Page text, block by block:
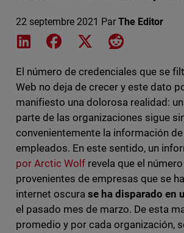
22 septembre 2021 Par The Editor
Share on LinkedIn
Share on Facebook
Share on XShare on
El número de credenciales que se
Web no deja de crecer y este dato
manifiesto una dolorosa realidad:
parte de las organizaciones sigue
convenientemente la información
empleados. En este sentido, un
por Arctic Wolfrevela que el
provenientes de empresas que se
internet oscura se ha disparado en
el pasado mes de marzo. De esta
promedio y por cada organización,